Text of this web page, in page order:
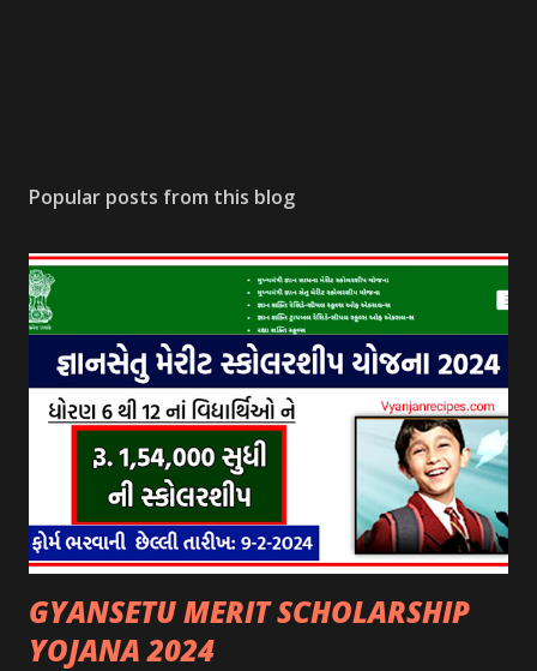
Popular posts from this blog
GYANSETU MERIT SCHOLARSHIP
YOJANA 2024